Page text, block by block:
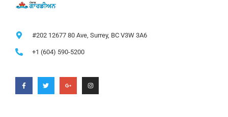
#202 12677 80 Ave, Surrey, BC V3W 3A6
+1 (604) 590-5200